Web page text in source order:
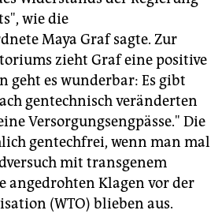
wie die
Maya Graf sagte. Zur
zieht Graf eine positive
geht es wunderbar: Es gibt
gentechnisch veränderten
Versorgungsengpässe." Die
gentechfrei, wenn man mal
mit transgenem
angedrohten Klagen vor der
(WTO) blieben aus.